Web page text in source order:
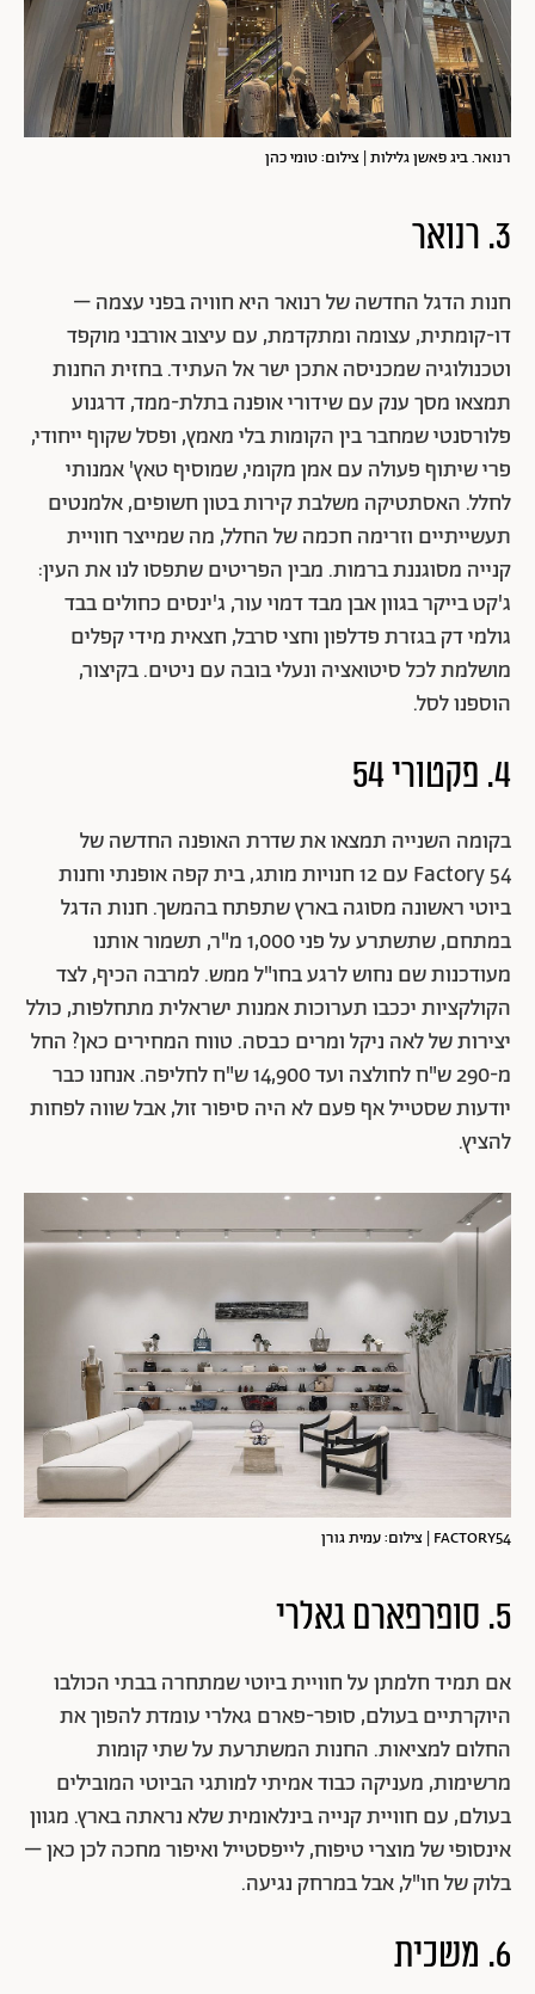
רנואר. ביג פאשן גלילות | צילום: טומי כהן
3. רנואר
חנות הדגל החדשה של רנואר היא חוויה בפני עצמה –
דו-קומתית, עצומה ומתקדמת, עם עיצוב אורבני מוקפד
וטכנולוגיה שמכניסה אתכן ישר אל העתיד. בחזית החנות
תמצאו מסך ענק עם שידורי אופנה בתלת-ממד, דרגנוע
פלורסנטי שמחבר בין הקומות בלי מאמץ, ופסל שקוף ייחודי,
פרי שיתוף פעולה עם אמן מקומי, שמוסיף טאץ' אמנותי
לחלל. האסתטיקה משלבת קירות בטון חשופים, אלמנטים
תעשייתיים וזרימה חכמה של החלל, מה שמייצר חוויית
קנייה מסוגננת ברמות. מבין הפריטים שתפסו לנו את העין:
ג'קט בייקר בגוון אבן מבד דמוי עור, ג'ינסים כחולים בבד
גולמי דק בגזרת פדלפון וחצי סרבל, חצאית מידי קפלים
מושלמת לכל סיטואציה ונעלי בובה עם ניטים. בקיצור,
הוספנו לסל.
4. פקטורי 54
בקומה השנייה תמצאו את שדרת האופנה החדשה של
Factory 54 עם 12 חנויות מותג, בית קפה אופנתי וחנות
ביוטי ראשונה מסוגה בארץ שתפתח בהמשך. חנות הדגל
במתחם, שתשתרע על פני 1,000 מ"ר, תשמור אותנו
מעודכנות שם נחוש לרגע בחו"ל ממש. למרבה הכיף, לצד
הקולקציות יככבו תערוכות אמנות ישראלית מתחלפות, כולל
יצירות של לאה ניקל ומרים כבסה. טווח המחירים כאן? החל
מ-290 ש"ח לחולצה ועד 14,900 ש"ח לחליפה. אנחנו כבר
יודעות שסטייל אף פעם לא היה סיפור זול, אבל שווה לפחות
להציץ.
FACTORY54 | צילום: עמית גורן
5. סופרפארם גאלרי
אם תמיד חלמתן על חוויית ביוטי שמתחרה בבתי הכולבו
היוקרתיים בעולם, סופר-פארם גאלרי עומדת להפוך את
החלום למציאות. החנות המשתרעת על שתי קומות
מרשימות, מעניקה כבוד אמיתי למותגי הביוטי המובילים
בעולם, עם חוויית קנייה בינלאומית שלא נראתה בארץ. מגוון
אינסופי של מוצרי טיפוח, לייפסטייל ואיפור מחכה לכן כאן –
בלוק של חו"ל, אבל במרחק נגיעה.
6. משכית